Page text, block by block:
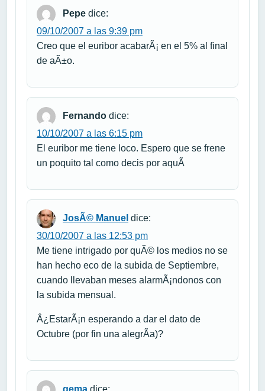
Pepe dice:
09/10/2007 a las 9:39 pm
Creo que el euribor acabarÃ¡ en el 5% al final
de aÃ±o.
Fernando dice:
10/10/2007 a las 6:15 pm
El euribor me tiene loco. Espero que se frene
un poquito tal como decis por aquÃ­
JosÃ© Manuel dice:
30/10/2007 a las 12:53 pm
Me tiene intrigado por quÃ© los medios no se
han hecho eco de la subida de Septiembre,
cuando llevaban meses alarmÃ¡ndonos con
la subida mensual.
Â¿EstarÃ¡n esperando a dar el dato de
Octubre (por fin una alegrÃ­a)?